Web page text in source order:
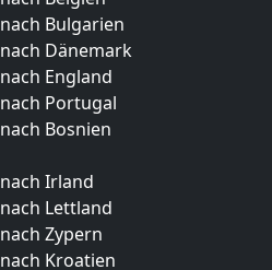
Bulgarien
Dänemark
England
Portugal
Bosnien
Irland
Lettland
Zypern
Kroatien